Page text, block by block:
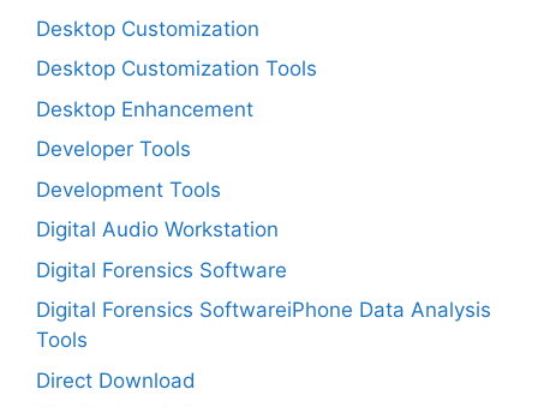
Desktop Customization
Desktop Customization Tools
Desktop Enhancement
Developer Tools
Development Tools
Digital Audio Workstation
Digital Forensics Software
Digital Forensics SoftwareiPhone Data Analysis
Tools
Direct Download